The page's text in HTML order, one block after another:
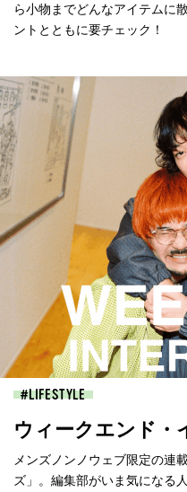
ら小物までどんなアイテムに
ントとともに要チェック！
LIFESTYLE
ウィークエンド・
メンズノンノウェブ限定の連
ズ」。編集部がいま気になる